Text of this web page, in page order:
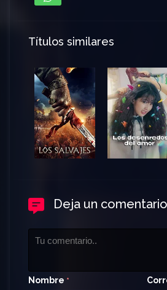
Títulos similares
Deja un comentario
Nombre *